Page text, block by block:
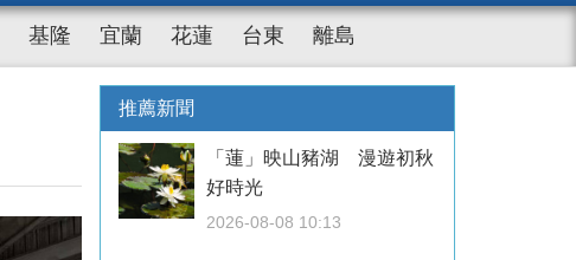
基隆 宜蘭 花蓮 台東 離島
推薦新聞
「蓮」映山豬湖 漫遊初秋
好時光
2026-08-08 10:13